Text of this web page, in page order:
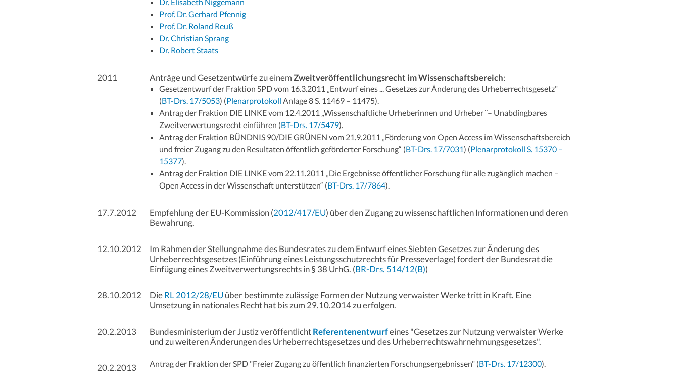
Prof. Dr. Gerhard Pfennig
Prof. Dr. Roland Reuß
Dr. Christian Sprang
Dr. Robert Staats
2011 Anträge und Gesetzentwürfe zu einemZweitveröffentlichungsrecht im Wissenschaftsbereich:
Gesetzentwurf der Fraktion SPD vom 16.3.2011 „Entwurf eines ... Gesetzes zur Änderung des Urheberrechtsgesetz"
(BT-Drs. 17/5053) (Plenarprotokoll Anlage 8 S. 11469 – 11475).
Antrag der Fraktion DIE LINKE vom 12.4.2011 „Wissenschaftliche Urheberinnen und Urheber ¨– Unabdingbares
Zweitverwertungsrecht einführen (BT-Drs. 17/5479).
Antrag der Fraktion BÜNDNIS 90/DIE GRÜNEN vom 21.9.2011 „Förderung von Open Access im Wissenschaftsbereich
und freier Zugang zu den Resultaten öffentlich geförderter Forschung“ (BT-Drs. 17/7031) (Plenarprotokoll S. 15370 –
15377).
Antrag der Fraktion DIE LINKE vom 22.11.2011 „Die Ergebnisse öffentlicher Forschung für alle zugänglich machen –
Open Access in der Wissenschaft unterstützen“ (BT-Drs. 17/7864).
17.7.2012 Empfehlung der EU-Kommission (2012/417/EU) über den Zugang zu wissenschaftlichen Informationen und deren
Bewahrung.
12.10.2012
Im Rahmen der Stellungnahme des Bundesrates zu dem Entwurf eines Siebten Gesetzes zur Änderung des
Urheberrechtsgesetzes (Einführung eines Leistungsschutzrechts für Presseverlage) fordert der Bundesrat die
Einfügung eines Zweitverwertungsrechts in § 38 UrhG. (BR-Drs. 514/12(B))
28.10.2012 DieRL 2012/28/EU über bestimmte zulässige Formen der Nutzung verwaister Werke tritt in Kraft. Eine
Umsetzung in nationales Recht hat bis zum 29.10.2014 zu erfolgen.
20.2.2013 Bundesministerium der Justiz veröffentlichtReferentenentwurfeines "Gesetzes zur Nutzung verwaister Werke
und zu weiteren Änderungen des Urheberrechtsgesetzes und des Urheberrechtswahrnehmungsgesetzes".
20.2.2013 Antrag der Fraktion der SPD "Freier Zugang zu öffentlich finanzierten Forschungsergebnissen" (BT-Drs. 17/12300).